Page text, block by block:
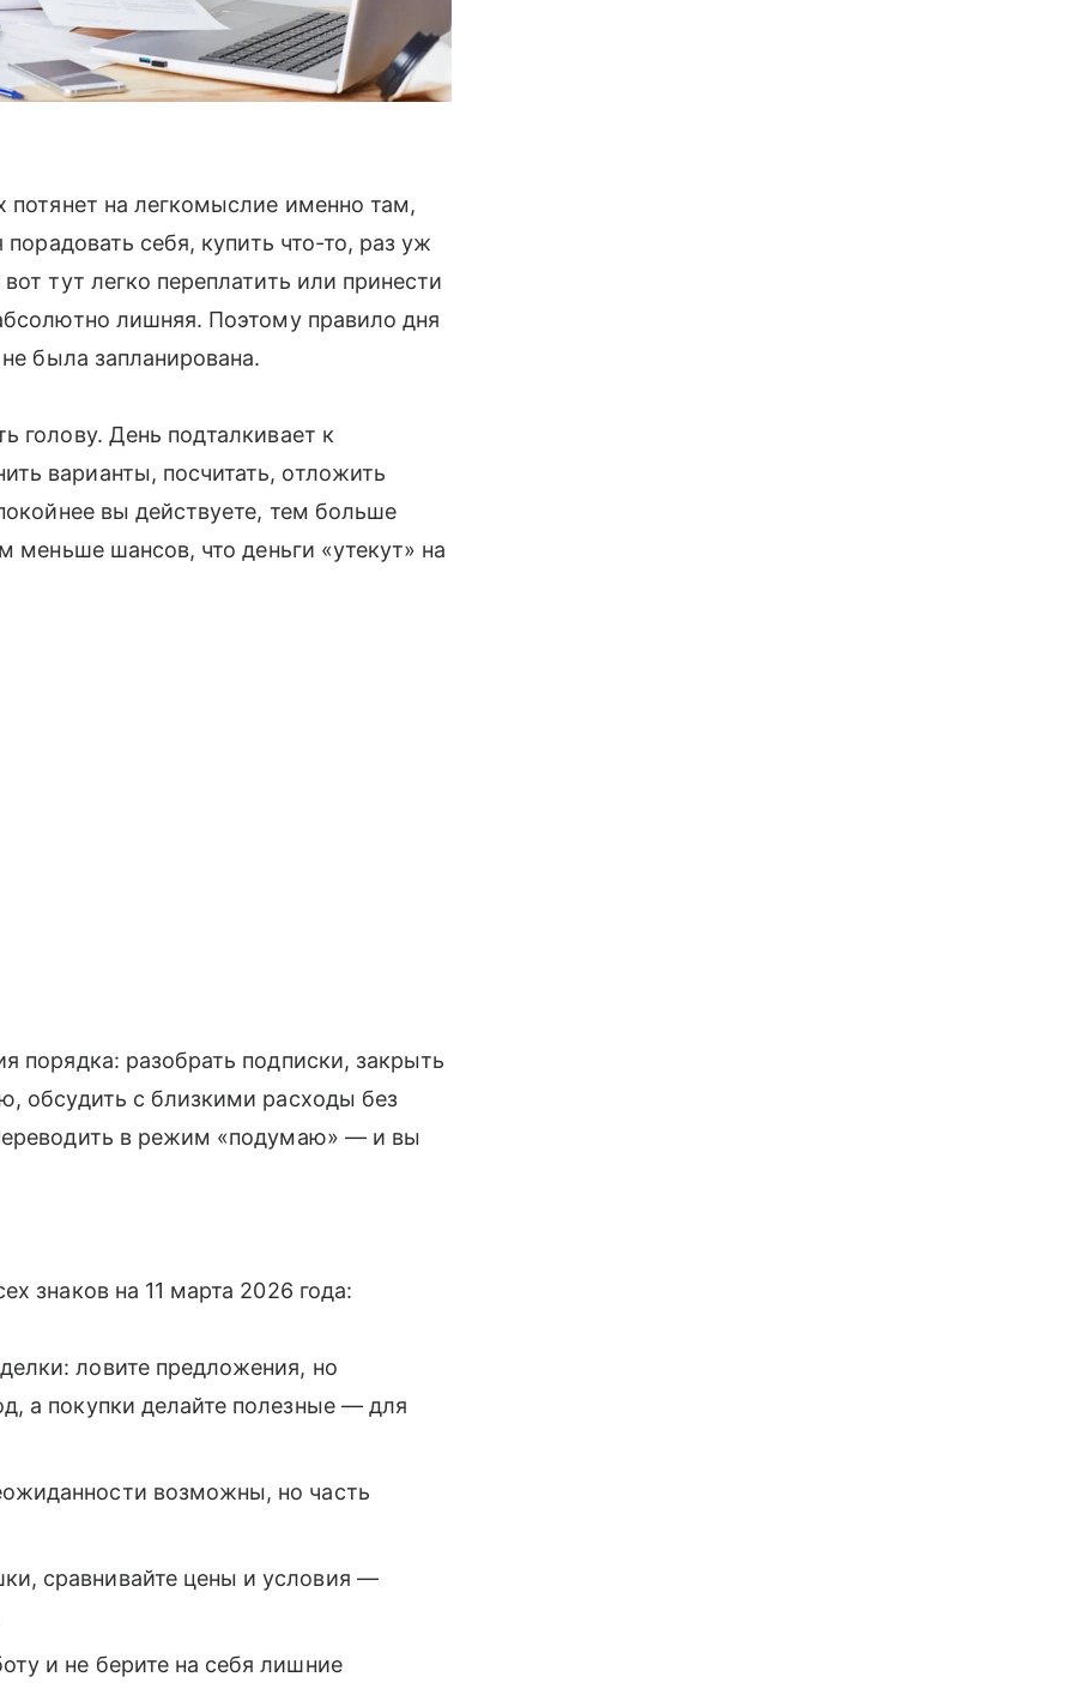
на легкомыслие именно там,
порадовать себя, купить что-то, раз уж
тут легко переплатить или принести
лишняя. Поэтому правило дня
была запланирована.
голову. День подталкивает к
варианты, посчитать, отложить
вы действуете, тем больше
меньше шансов, что деньги «утекут» на
порядка: разобрать подписки, закрыть
обсудить с близкими расходы без
в режим «подумаю» — и вы
знаков на 11 марта 2026 года:
ловите предложения, но
а покупки делайте полезные — для
возможны, но часть
сравнивайте цены и условия —
и не берите на себя лишние